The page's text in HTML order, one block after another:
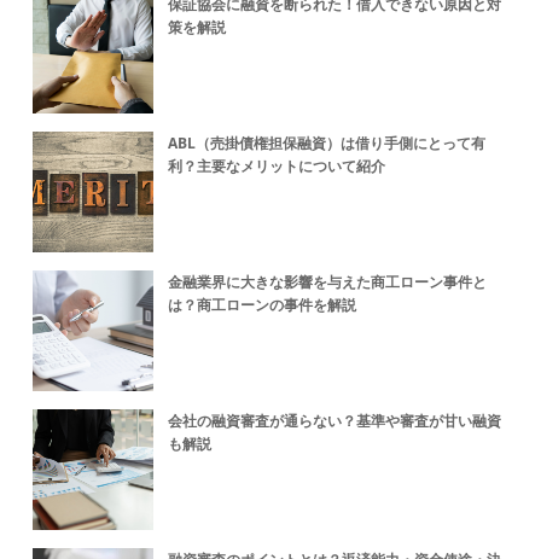
策を解説
ABL（売掛債権担保融資）は借り手側にとって有
利？主要なメリットについて紹介
金融業界に大きな影響を与えた商工ローン事件と
は？商工ローンの事件を解説
会社の融資審査が通らない？基準や審査が甘い融資
も解説